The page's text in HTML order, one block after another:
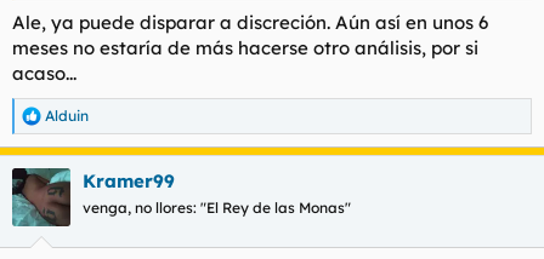
Ale, ya puede disparar a discreción. Aún así en unos 6
meses no estaría de más hacerse otro análisis, por si
acaso...
R
e
a
c
c
i
Alduin
Kramer99
venga, no llores: "El Rey de las Monas"